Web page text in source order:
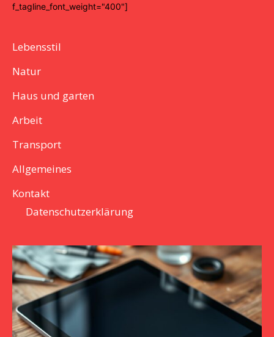
f_tagline_font_weight="400"]
Lebensstil
Natur
Haus und garten
Arbeit
Transport
Allgemeines
Kontakt
Datenschutzerklärung